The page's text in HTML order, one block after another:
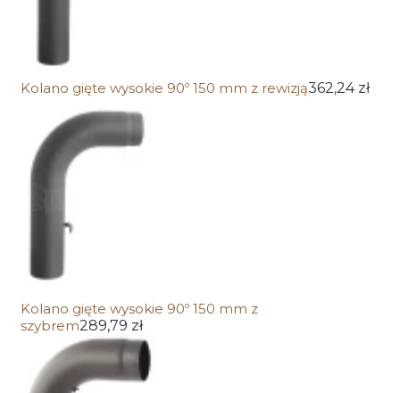
Kolano gięte wysokie 90º 150 mm z rewizją362,24 zł
Kolano gięte wysokie 90º 150 mm z
szybrem289,79 zł